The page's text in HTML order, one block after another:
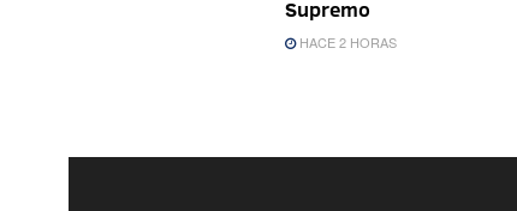
Supremo
HACE 2 HORAS